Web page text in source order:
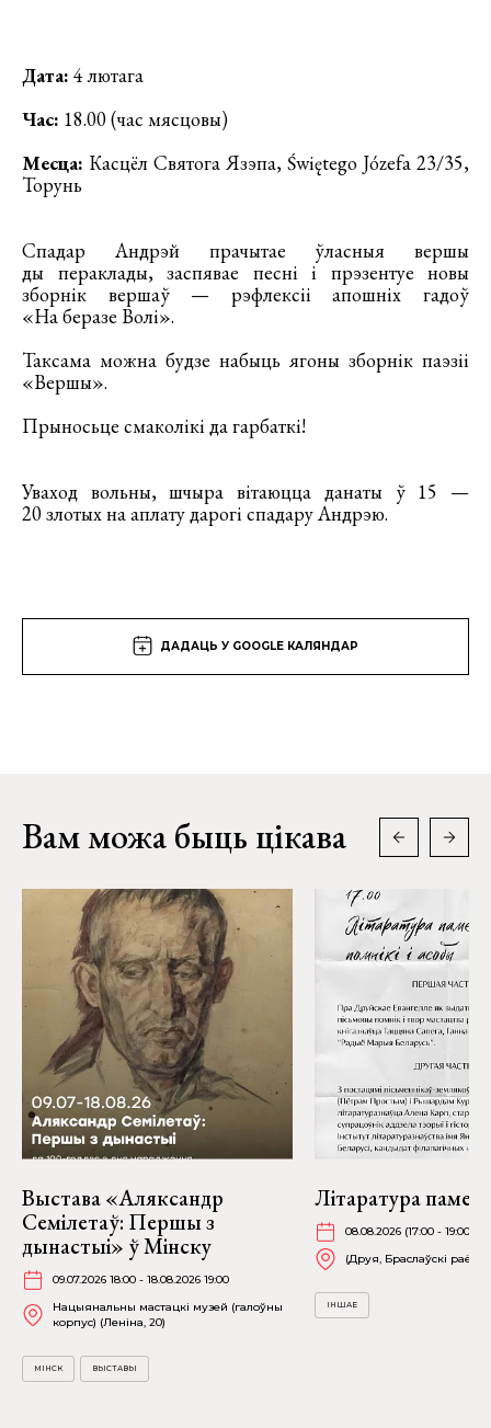
Дата: 4 лютага
Час: 18.00 (час мясцовы)
Месца: Касцёл Святога Язэпа, Świętego Józefa 23/35,
Торунь
Спадар Андрэй прачытае ўласныя вершы
ды пераклады, заспявае песні і прэзентуе новы
зборнік вершаў — рэфлексіі апошніх гадоў
«На беразе Волі».
Таксама можна будзе набыць ягоны зборнік паэзіі
«Вершы».
Прыносьце смаколікі да гарбаткі!
Уваход вольны, шчыра вітаюцца данаты ў 15 —
20 злотых на аплату дарогі спадару Андрэю.
ДАДАЦЬ У GOOGLE КАЛЯНДАР
Вам можа быць цікава
Выстава «Аляксандр
Семілетаў: Першы з
дынастыі» ў Мінску
09.07.2026 18:00 - 18.08.2026 19:00
Нацыянальны мастацкі музей (галоўны
корпус) (Леніна, 20)
МІНСК ВЫСТАВЫ
Літаратура
08.08.2026 (17:00 - 19:00)
(Друя, Браслаўскі раён)
ІНШАЕ